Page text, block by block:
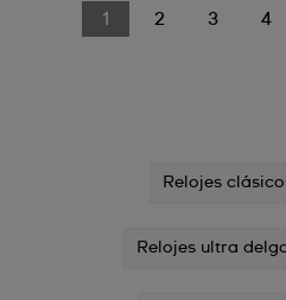
1 2 3 4
Relojes
Relojes ultra